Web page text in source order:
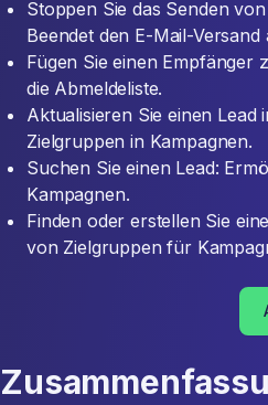
Stoppen Sie das Senden
Beendet den E-Mail-
Fügen Sie einen
die Abmeldeliste.
Aktualisieren Sie einen
Zielgruppen in Kampagnen.
Suchen Sie einen Lead:
Kampagnen.
Finden oder erstellen Sie
von Zielgruppen für